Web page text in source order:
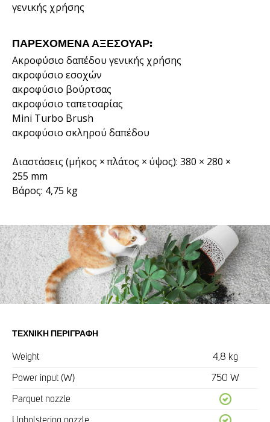
γενικής χρήσης
ΠΑΡΕΧΌΜΕΝΑ ΑΞΕΣΟΥΆΡ:
Ακροφύσιο δαπέδου γενικής χρήσης
ακροφύσιο εσοχών
ακροφύσιο βούρτσας
ακροφύσιο ταπετσαρίας
Mini Turbo Brush
ακροφύσιο σκληρού δαπέδου
Διαστάσεις (μήκος × πλάτος × ύψος): 380 × 280 ×
255 mm
Βάρος: 4,75 kg
ΤΕΧΝΙΚΉ ΠΕΡΙΓΡΑΦΉ
Weight 4,8 kg
Power input (W) 750 W
Parquet nozzle